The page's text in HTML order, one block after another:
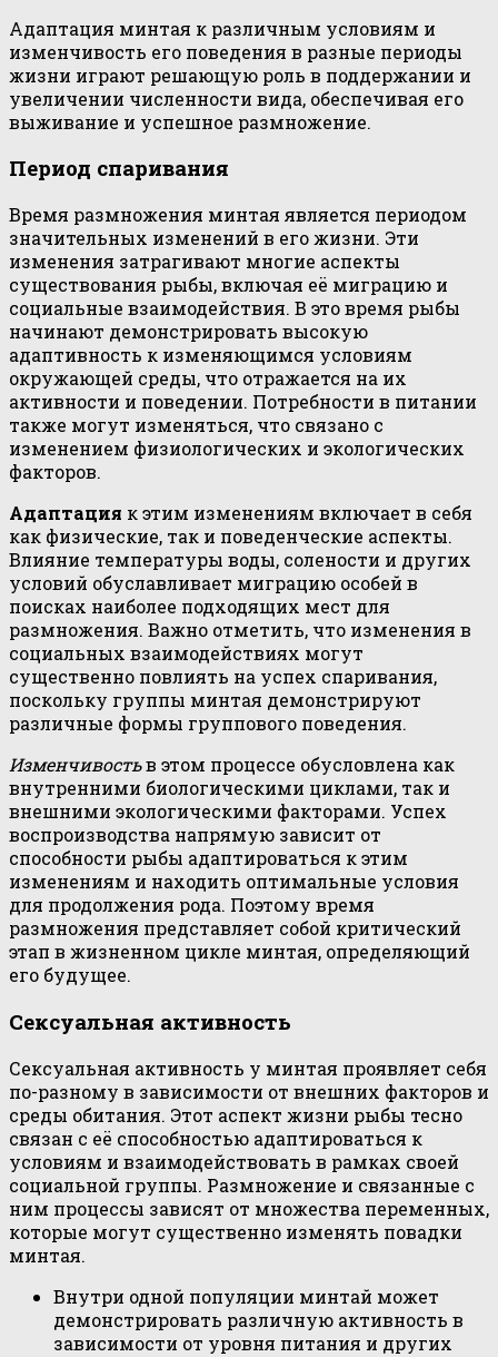
Адаптация минтая к различным условиям и
изменчивость его поведения в разные периоды
жизни играют решающую роль в поддержании и
увеличении численности вида, обеспечивая его
выживание и успешное размножение.
Период спаривания
Время размножения минтая является периодом
значительных изменений в его жизни. Эти
изменения затрагивают многие аспекты
существования рыбы, включая её миграцию и
социальные взаимодействия. В это время рыбы
начинают демонстрировать высокую
адаптивность к изменяющимся условиям
окружающей среды, что отражается на их
активности и поведении. Потребности в питании
также могут изменяться, что связано с
изменением физиологических и экологических
факторов.
Адаптация к этим изменениям включает в себя
как физические, так и поведенческие аспекты.
Влияние температуры воды, солености и других
условий обуславливает миграцию особей в
поисках наиболее подходящих мест для
размножения. Важно отметить, что изменения в
социальных взаимодействиях могут
существенно повлиять на успех спаривания,
поскольку группы минтая демонстрируют
различные формы группового поведения.
Изменчивостьв этом процессе обусловлена как
внутренними биологическими циклами, так и
внешними экологическими факторами. Успех
воспроизводства напрямую зависит от
способности рыбы адаптироваться к этим
изменениям и находить оптимальные условия
для продолжения рода. Поэтому время
размножения представляет собой критический
этап в жизненном цикле минтая, определяющий
его будущее.
Сексуальная активность
Сексуальная активность у минтая проявляет себя
по-разному в зависимости от внешних факторов и
среды обитания. Этот аспект жизни рыбы тесно
связан с её способностью адаптироваться к
условиям и взаимодействовать в рамках своей
социальной группы. Размножение и связанные с
ним процессы зависят от множества переменных,
которые могут существенно изменять повадки
минтая.
Внутри одной популяции минтай может
демонстрировать различную активность в
зависимости от уровня питания и других